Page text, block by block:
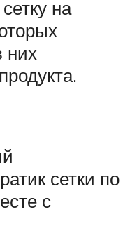
на
них
сетки по
с